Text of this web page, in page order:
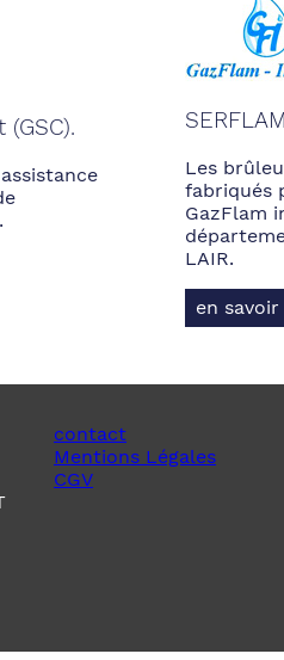
Les
fabriqués
GazFlam
LAIR.
en
contact
Mentions Légales
CGV